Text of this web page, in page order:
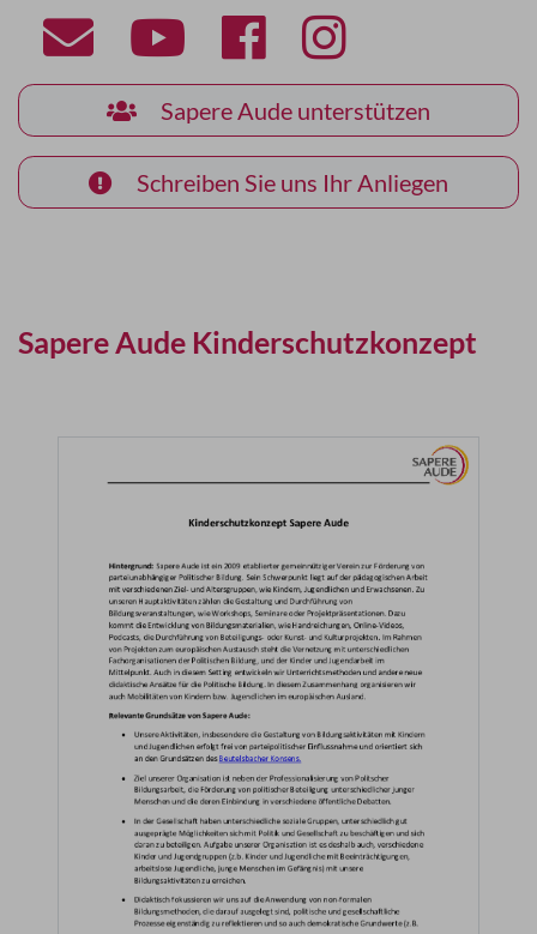
Sapere Aude unterstützen
Schreiben Sie uns Ihr Anliegen
Sapere Aude Kinderschutzkonzept